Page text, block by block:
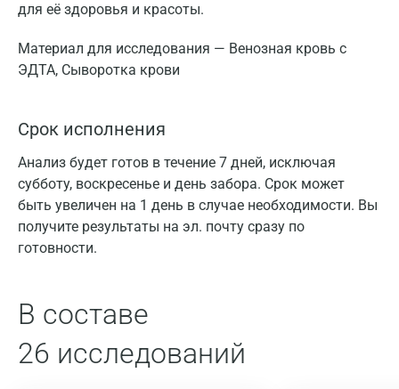
для её здоровья и красоты.
Материал для исследования — Венозная кровь с
ЭДТА, Сыворотка крови
Срок исполнения
Анализ будет готов в течение 7 дней, исключая
субботу, воскресенье и день забора. Срок может
быть увеличен на 1 день в случае необходимости. Вы
получите результаты на эл. почту сразу по
готовности.
В составе
26 исследований